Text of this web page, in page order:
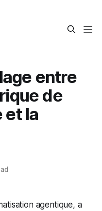
entre
de
et la
agentique, a